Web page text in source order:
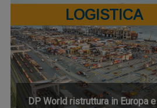
LOGISTICA
DP World ristruttura in Europa e